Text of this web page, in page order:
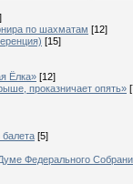
по шахматам [12]
[15]
Ёлка» [12]
проказничает опять»
[5]
Федерального